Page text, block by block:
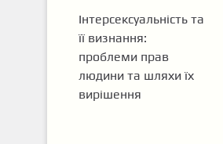
Інтерсексуальність та
її визнання:
проблеми прав
людини та шляхи їх
вирішення